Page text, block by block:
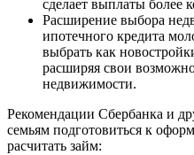
сделает выплаты более
Расширение выбора
ипотечного кредита
выбрать как
расширяя свои
недвижимости.
Рекомендации Сбербанка и
семьям подготовиться к
расчитать займ: